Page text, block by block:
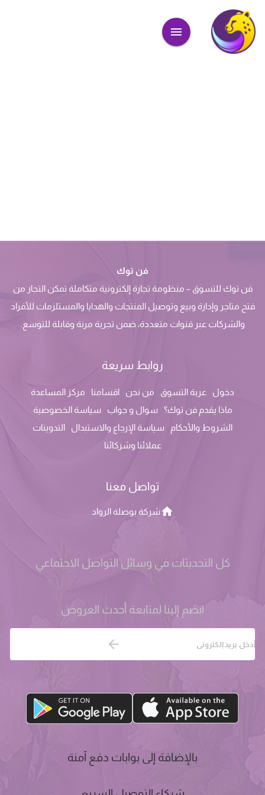
فن توك
فن توك للتسوق – منظومة تجارة إلكترونية متكاملة تمكن التجار من
فتح متاجر وإدارة وبيع وتوصيل المنتجات والهدايا والمستلزمات للأفراد
والشركات عبر قنوات متعددة، ضمن تجربة مرنة وقابلة للتوسع.
روابط سريعة
دخول عربة التسوق من نحن اقسامنا
مركز المساعدة
ماذا يقدم فن توك؟
سوال و جواب
سياسة الخصوصية
الشروط والأحكام
سياسة الإرجاع والاستبدال
التدوينات
عملائنا وشركائنا
تواصل معنا
شركة بوصلة الرواد
كل التحديثات في وسائل التواصل الاجتماعي
انضم إلينا لمتابعة أحدث العروض
بالإضافة إلى بوابات دفع آمنة